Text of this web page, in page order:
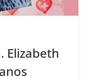
Elizabeth